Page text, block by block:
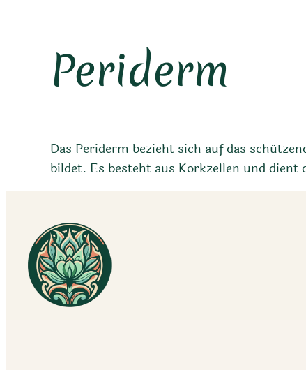
Periderm
Das Periderm bezieht sich auf das
bildet. Es besteht aus Korkzellen und dient